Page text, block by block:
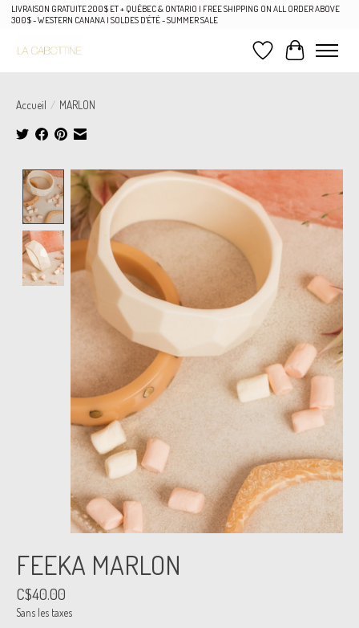
LIVRAISON GRATUITE 200$ ET + QUÉBEC & ONTARIO | FREE SHIPPING ON ALL ORDER ABOVE
300$ - WESTERN CANANA | SOLDES D'ÉTÉ - SUMMER SALE
Liste de souhaits
Panier
Accueil / MARLON
Product image slideshow Items
FEEKA MARLON
C$40.00
Sans les taxes